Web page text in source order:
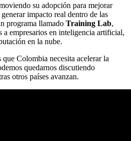
su adopción para mejorar
impacto real dentro de las
programa llamado Training Lab,
a empresarios en inteligencia artificial,
en la nube.
Colombia necesita acelerar la
quedarnos discutiendo
otros países avanzan.